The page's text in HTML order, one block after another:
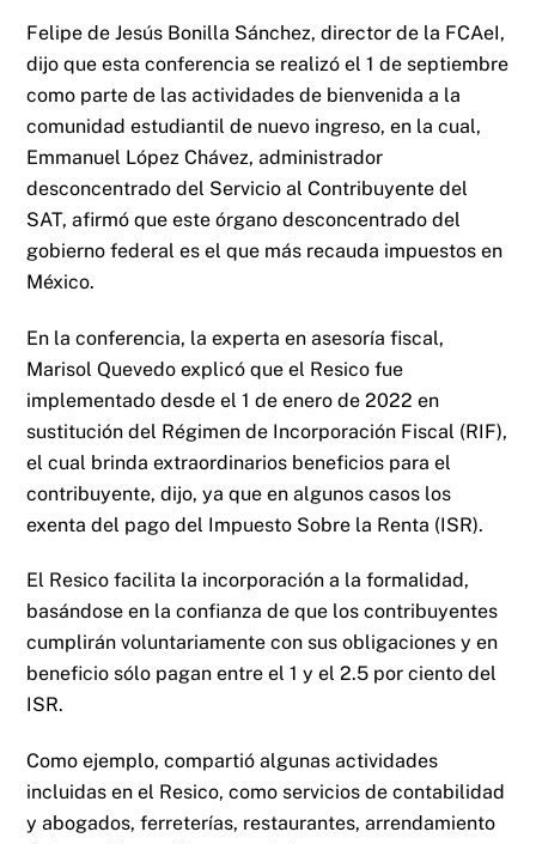
Felipe de Jesús Bonilla Sánchez, director de la FCAeI,
dijo que esta conferencia se realizó el 1 de septiembre
como parte de las actividades de bienvenida a la
comunidad estudiantil de nuevo ingreso, en la cual,
Emmanuel López Chávez, administrador
desconcentrado del Servicio al Contribuyente del
SAT, afirmó que este órgano desconcentrado del
gobierno federal es el que más recauda impuestos en
México.
En la conferencia, la experta en asesoría fiscal,
Marisol Quevedo explicó que el Resico fue
implementado desde el 1 de enero de 2022 en
sustitución del Régimen de Incorporación Fiscal (RIF),
el cual brinda extraordinarios beneficios para el
contribuyente, dijo, ya que en algunos casos los
exenta del pago del Impuesto Sobre la Renta (ISR).
El Resico facilita la incorporación a la formalidad,
basándose en la confianza de que los contribuyentes
cumplirán voluntariamente con sus obligaciones y en
beneficio sólo pagan entre el 1 y el 2.5 por ciento del
ISR.
Como ejemplo, compartió algunas actividades
incluidas en el Resico, como servicios de contabilidad
y abogados, ferreterías, restaurantes, arrendamiento